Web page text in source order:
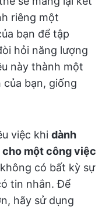
riêng một
bạn để tập
hỏi năng lượng
này thành một
bạn, giống
việc khi dành
cho một công việc
có bất kỳ sự
tin nhắn. Để
hãy sử dụng